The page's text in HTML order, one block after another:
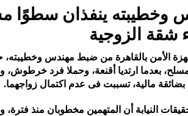
وخطيبته ينفذان
شقة الزوجية
الأمن بالقاهرة من ضبط مهندس
بعدما ارتديا أقنعة، وحملا فرد
بضائقة مالية، تسببت فى عدم اكتمال زواجهما.
النيابة أن المتهمين مخطوبان منذ فترة،